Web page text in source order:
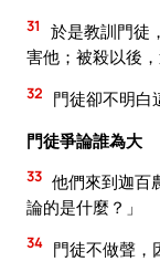
31
於是教訓門徒
害他；被殺以後
32
門徒卻不明白
門徒爭論誰為大
33 他們來到迦百
論的是什麼？」
34 門徒不做聲，